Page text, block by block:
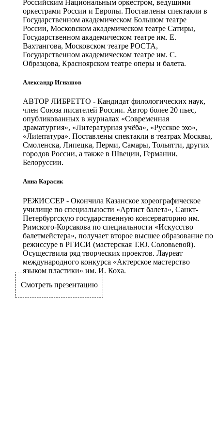
Российским Национальным оркестром, ведущими
оркестрами России и Европы. Поставлены спектакли в
Государственном академическом Большом театре
России, Московском академическом театре Сатиры,
Государственном академическом театре им. Е.
Вахтангова, Московском театре РОСТА,
Государственном академическом театре им. С.
Образцова, Красноярском театре оперы и балета.
Александр Игнашов
АВТОР ЛИБРЕТТО - Кандидат филологических наук,
член Союза писателей России. Автор более 20 пьес,
опубликованных в журналах «Современная
драматургия», «Литературная учёба», «Русское эхо»,
«Лиterraтура». Поставлены спектакли в театрах Москвы,
Смоленска, Липецка, Перми, Самары, Тольятти, других
городов России, а также в Швеции, Германии,
Белоруссии.
Анна Карасик
РЕЖИССЕР - Окончила Казанское хореографическое
училище по специальности «Артист балета», Санкт-
Петербургскую государственную консерваторию им.
Римского-Корсакова по специальности «Искусство
балетмейстера», получает второе высшее образование по
режиссуре в РГИСИ (мастерская Т.Ю. Соловьевой).
Осуществила ряд творческих проектов. Лауреат
международного конкурса «Актерское мастерство
языком пластики» им. И. Коха.
Смотреть презентацию